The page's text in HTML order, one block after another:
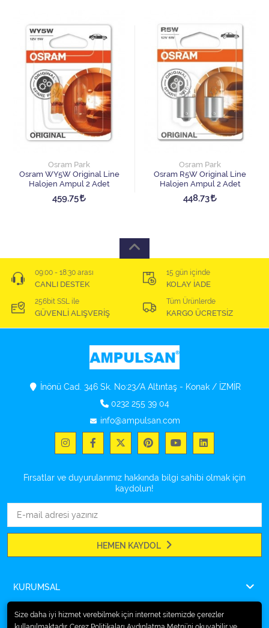
Osram Park
Osram WY5W Original Line
Halojen Ampul 2 Adet
459,75
Osram Park
Osram R5W Original Line
Halojen Ampul 2 Adet
448,73
09:00 - 18:30 arası
CANLI DESTEK
15 gün içinde
KOLAY İADE
256bit SSL ile
GÜVENLİ ALIŞVERİŞ
Tüm Ürünlerde
KARGO ÜCRETSİZ
İnönü Cad. 346 Sk. No:23/A Altıntaş - Konak / İZMİR
0232 255 39 04
info@ampulsan.com
Fırsatlar ve duyurularımız hakkında bilgi sahibi olmak için
kaydolun!
HEMEN KAYDOL
KURUMSAL
ÖDEME
Size daha iyi hizmet verebilmek için internet sitemizde çerezler